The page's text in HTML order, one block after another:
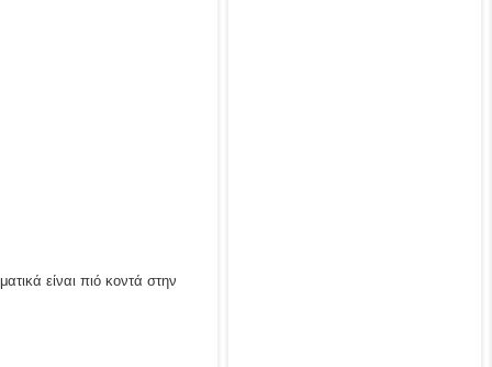
είναι πιό κοντά στην